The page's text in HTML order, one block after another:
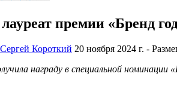
премии «Бренд
Сергей Короткий 20 ноября 2024 г. -
награду в специальной номинации